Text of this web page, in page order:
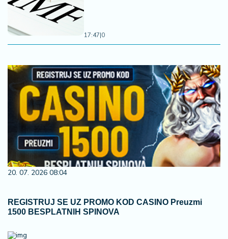
17:47|0
20. 07. 2026 08:04
REGISTRUJ SE UZ PROMO KOD CASINO Preuzmi
1500 BESPLATNIH SPINOVA